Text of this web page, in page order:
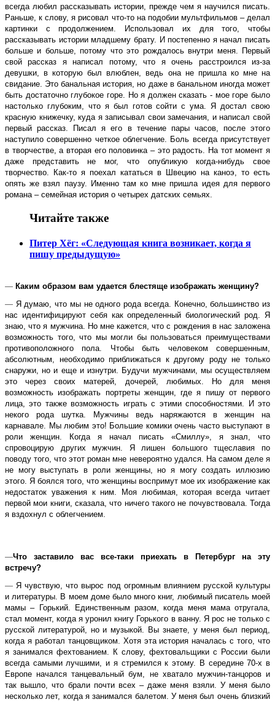
всегда любил рассказывать истории, прежде чем я научился писать.
Раньше, к слову, я рисовал что-то на подобии мультфильмов – делал
картинки с продолжением. Использовал их для того, чтобы
рассказывать истории младшему брату. И постепенно я начал писать
больше и больше, потому что это рождалось внутри меня. Первый
свой рассказ я написал потому, что я очень расстроился из-за
девушки, в которую был влюблен, ведь она не пришла ко мне на
свидание. Это банальная история, но даже в банальном иногда может
быть достаточно глубокое горе. Но я должен сказать - мое горе было
настолько глубоким, что я был готов сойти с ума. Я достал свою
красную книжечку, куда я записывал свои замечания, и написал свой
первый рассказ. Писал я его в течение пары часов, после этого
наступило совершенно четкое облегчение. Боль всегда присутствует
в творчестве, а вторая его половинка – это радость. На тот момент я
даже представить не мог, что опубликую когда-нибудь свое
творчество. Как-то я поехал кататься в Швецию на каноэ, то есть
опять же взял паузу. Именно там ко мне пришла идея для первого
романа – семейная история о четырех датских семьях.
Читайте также
Питер Хёг: «Следующая книга возникает, когда я
пишу предыдущую»
— Каким образом вам удается блестяще изображать женщину?
— Я думаю, что мы не одного рода всегда. Конечно, большинство из
нас идентифицируют себя как определенный биологический род. Я
знаю, что я мужчина. Но мне кажется, что с рождения в нас заложена
возможность того, что мы могли бы пользоваться преимуществами
противоположного пола. Чтобы быть человеком совершенным,
абсолютным, необходимо приближаться к другому роду не только
снаружи, но и еще и изнутри. Будучи мужчинами, мы осуществляем
это через своих матерей, дочерей, любимых. Но для меня
возможность изображать портреты женщин, где я пишу от первого
лица, это также возможность играть с этими способностями. И это
некого рода шутка. Мужчины ведь наряжаются в женщин на
карнавале. Мы любим это! Большие комики очень часто выступают в
роли женщин. Когда я начал писать «Смиллу», я знал, что
спровоцирую других мужчин. Я лишен большого тщеславия по
поводу того, что этот роман мне невероятно удался. На самом деле я
не могу выступать в роли женщины, но я могу создать иллюзию
этого. Я боялся того, что женщины воспримут мое их изображение как
недостаток уважения к ним. Моя любимая, которая всегда читает
первой мои книги, сказала, что ничего такого не почувствовала. Тогда
я вздохнул с облегчением.
—Что заставило вас все-таки приехать в Петербург на эту
встречу?
—Я чувствую, что вырос под огромным влиянием русской культуры
и литературы. В моем доме было много книг, любимый писатель моей
мамы – Горький. Единственным разом, когда меня мама отругала,
стал момент, когда я уронил книгу Горького в ванну. Я рос не только с
русской литературой, но и музыкой. Вы знаете, у меня был период,
когда я работал танцовщиком. Хотя эта история началась с того, что
я занимался фехтованием. К слову, фехтовальщики с России были
всегда самыми лучшими, и я стремился к этому. В середине 70-х в
Европе начался танцевальный бум, не хватало мужчин-танцоров и
так вышло, что брали почти всех – даже меня взяли. У меня было
несколько лет, когда я занимался балетом. У меня был очень близкий